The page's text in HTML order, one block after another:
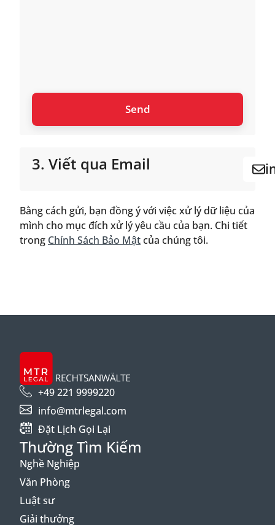
3. Viết qua Email
Bằng cách gửi, bạn đồng ý với việc xử lý dữ liệu của
mình cho mục đích xử lý yêu cầu của bạn. Chi tiết
trong Chính Sách Bảo Mậtcủa chúng tôi.
+49 221 9999220
info@mtrlegal.com
Đặt Lịch Gọi Lại
Thường Tìm Kiếm
Nghề Nghiệp
Văn Phòng
Luật sư
Giải thưởng